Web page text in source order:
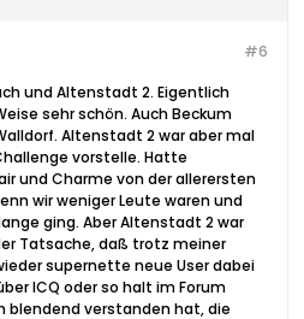
#6
und Altenstadt 2. Eigentlich
sehr schön. Auch Beckum
Altenstadt 2 war aber mal
vorstelle. Hatte
und Charme von der allerersten
wir weniger Leute waren und
ging. Aber Altenstadt 2 war
Tatsache, daß trotz meiner
supernette neue User dabei
ICQ oder so halt im Forum
blendend verstanden hat, die